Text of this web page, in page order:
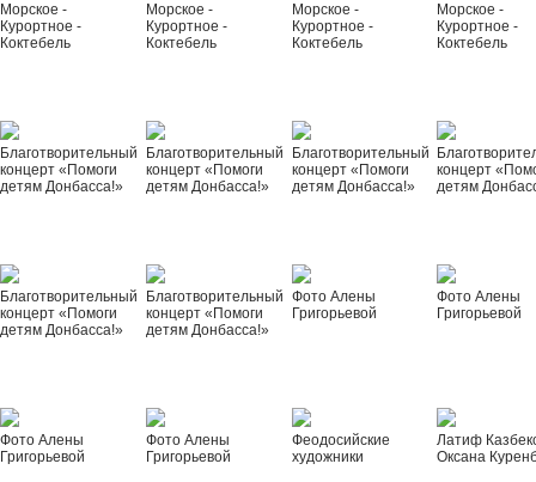
Морское -
Курортное -
Коктебель
Морское -
Курортное -
Коктебель
Морское -
Курортное -
Коктебель
Морское -
Курортное -
Коктебель
Благотворительный
концерт «Помоги
детям Донбасса!»
Благотворительный
концерт «Помоги
детям Донбасса!»
Благотворительный
концерт «Помоги
детям Донбасса!»
концерт
детям
Благотворительный
концерт «Помоги
детям Донбасса!»
Благотворительный
концерт «Помоги
детям Донбасса!»
Фото Алены
Григорьевой
Фото Алены
Григорьевой
Фото Алены
Григорьевой
Фото Алены
Григорьевой
Феодосийские
художники
Латиф
Оксана